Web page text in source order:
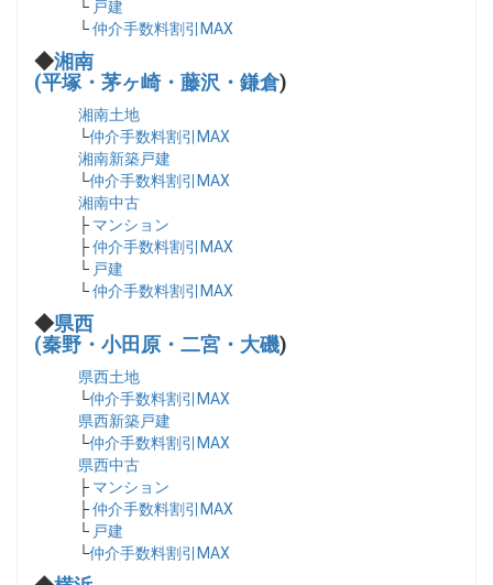
└ 戸建
└仲介手数料割引MAX
◆湘南
(平塚・茅ヶ崎・藤沢・鎌倉)
湘南土地
└仲介手数料割引MAX
湘南新築戸建
└仲介手数料割引MAX
湘南中古
├ マンション
├仲介手数料割引MAX
└ 戸建
└仲介手数料割引MAX
◆県西
(秦野・小田原・二宮・大磯)
県西土地
└仲介手数料割引MAX
県西新築戸建
└仲介手数料割引MAX
県西中古
├ マンション
├仲介手数料割引MAX
└ 戸建
└仲介手数料割引MAX